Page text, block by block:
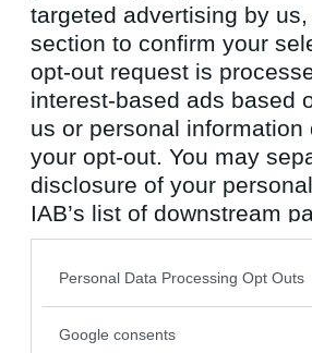
targeted advertising by
section to confirm your
opt-out request is
interest-based ads based
us or personal
your opt-out. You may
disclosure of your
IAB’s list of downstream
also be disclosed by us
Downstream Participants
Please note that this
Personal Data Processing Opt Outs
Google consents
Antal inlägg:
RandigaRutan
Antal inlägg:
:D
Snön faller